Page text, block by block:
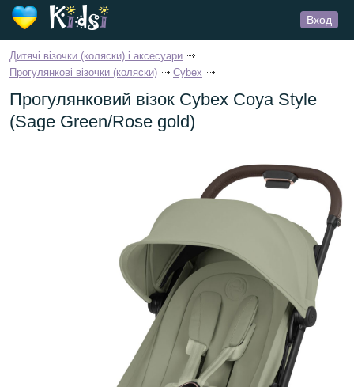
Вход
Дитячі візочки (коляски) і аксесуари
Прогулянкові візочки (коляски)
Cybex
Прогулянковий візок Cybex Coya Style
(Sage Green/Rose gold)